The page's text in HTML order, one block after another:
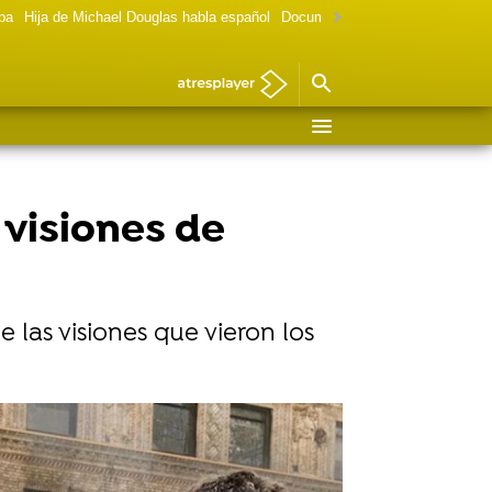
Hija de Michael Douglas habla español Documental Las chicas Gilmore
de
las visiones que vieron los